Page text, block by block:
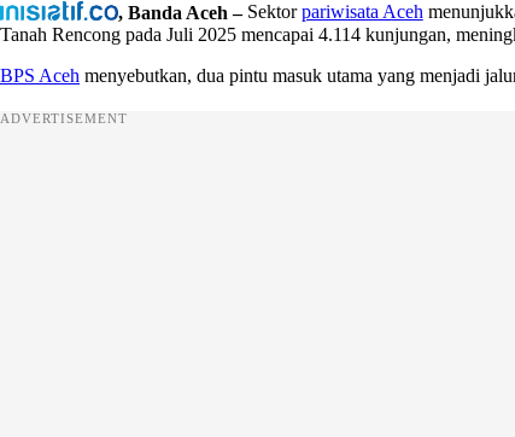
, Banda Aceh –Sektorpariwisata Aceh
Tanah Rencong pada Juli 2025 mencapai 4.114 kunjungan,
BPS Aceh menyebutkan, dua pintu masuk utama yang menjadi
ADVERTISEMENT